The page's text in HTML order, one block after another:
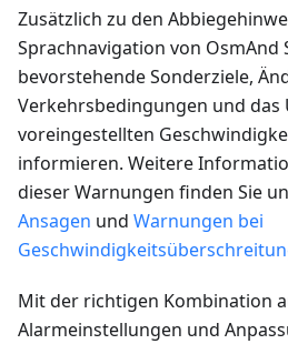
Zusätzlich zu den
Sprachnavigation von OsmAnd
bevorstehende Sonderziele,
Verkehrsbedingungen und
voreingestellten
informieren. Weitere
dieser Warnungen finden Sie
Ansagen und Warnungen bei
Mit der richtigen Kombination
Alarmeinstellungen und